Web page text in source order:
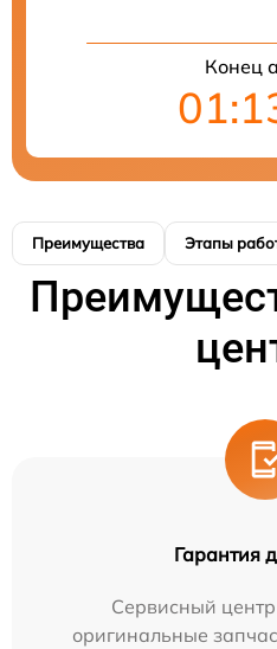
Конец
Преимущества Этапы
Гарантия
Сервисный
оригинальные